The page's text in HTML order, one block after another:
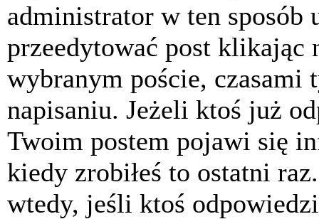
administrator w ten sposób
przeedytować post klikając
wybranym poście, czasami
napisaniu. Jeżeli ktoś już
Twoim postem pojawi się
kiedy zrobiłeś to ostatni
wtedy, jeśli ktoś